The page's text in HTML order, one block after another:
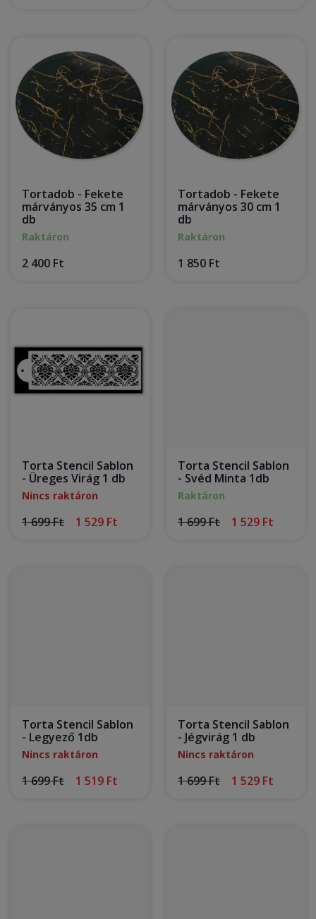
Tortadob - Fekete
márványos 35 cm 1
db
Raktáron
2 400 Ft
Tortadob - Fekete
márványos 30 cm 1
db
Raktáron
1 850 Ft
Torta Stencil Sablon
- Üreges Virág 1 db
Nincs raktáron
1 699 Ft 1 529 Ft
Torta Stencil Sablon
- Svéd Minta 1db
Raktáron
1 699 Ft 1 529 Ft
Torta Stencil Sablon
- Legyező 1db
Nincs raktáron
1 699 Ft 1 519 Ft
Torta Stencil Sablon
- Jégvirág 1 db
Nincs raktáron
1 699 Ft 1 529 Ft